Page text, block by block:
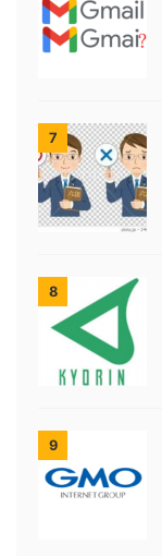
7
8
9